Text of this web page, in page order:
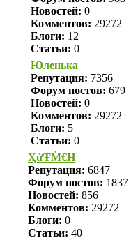
Новостей: 0
Комментов: 29272
Блоги: 12
Статьи: 0
Юленька
Репутация: 7356
Форум постов: 679
Новостей: 0
Комментов: 29272
Блоги: 5
Статьи: 0
ҲửŦṀ€Ħ
Репутация: 6847
Форум постов: 1837
Новостей: 856
Комментов: 29272
Блоги: 0
Статьи: 40